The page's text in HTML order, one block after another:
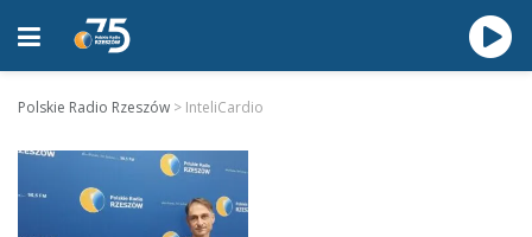
Polskie Radio Rzeszów > InteliCardio